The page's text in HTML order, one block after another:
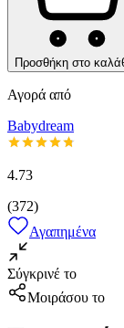
Προσθήκη στο
Αγορά από
Babydream
4.73
(372)
Αγαπημένα
Σύγκρινέ το
Μοιράσου το